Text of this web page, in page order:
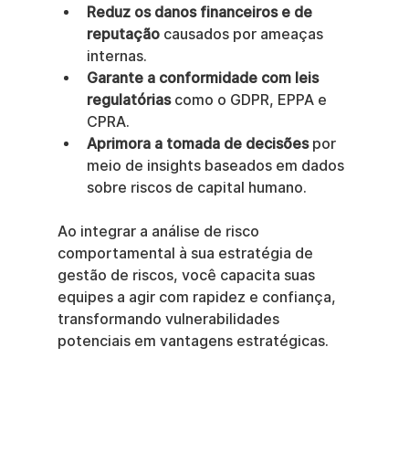
Reduz os danos financeiros e de
reputação causados por ameaças
internas.
Garante a conformidade com leis
regulatórias como o GDPR, EPPA e
CPRA.
Aprimora a tomada de decisões por
meio de insights baseados em dados
sobre riscos de capital humano.
Ao integrar a análise de risco
comportamental à sua estratégia de
gestão de riscos, você capacita suas
equipes a agir com rapidez e confiança,
transformando vulnerabilidades
potenciais em vantagens estratégicas.